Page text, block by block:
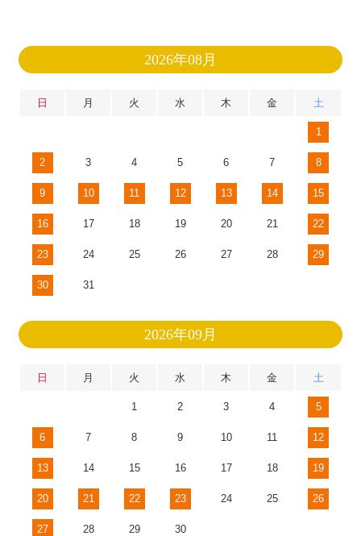
2026年08月
日 月 火 水 木 金 土
1
2 3 4 5 6 7 8
9 10 11 12 13 14 15
16 17 18 19 20 21 22
23 24 25 26 27 28 29
30 31
2026年09月
日 月 火 水 木 金 土
1 2 3 4 5
6 7 8 9 10 11 12
13 14 15 16 17 18 19
20 21 22 23 24 25 26
27 28 29 30